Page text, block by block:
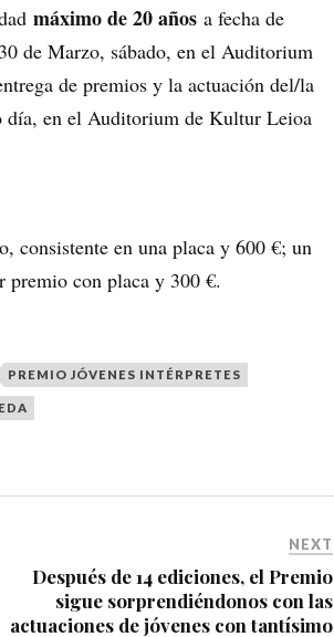
máximo de 20 años a fecha de
de Marzo, sábado, en el Auditorium
de premios y la actuación del/la
día, en el Auditorium de Kultur Leioa
consistente en una placa y 600 €; un
premio con placa y 300 €.
PREMIO JÓVENES INTÉRPRETES
NEXT
Después de 14 ediciones, el Premio
sigue sorprendiéndonos con las
actuaciones de jóvenes con tantísimo